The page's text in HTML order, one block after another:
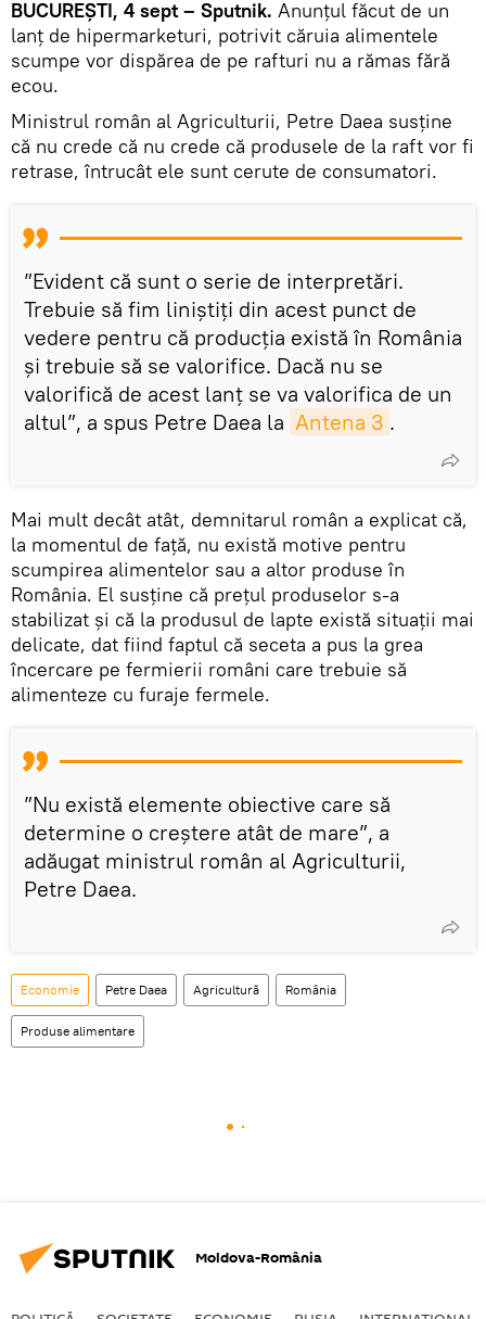
BUCUREȘTI, 4 sept – Sputnik. Anunțul făcut de un
lanț de hipermarketuri, potrivit căruia alimentele
scumpe vor dispărea de pe rafturi nu a rămas fără
ecou.
Ministrul român al Agriculturii, Petre Daea susține
că nu crede că nu crede că produsele de la raft vor fi
retrase, întrucât ele sunt cerute de consumatori.
”Evident că sunt o serie de interpretări.
Trebuie să fim liniștiți din acest punct de
vedere pentru că producția există în România
şi trebuie să se valorifice. Dacă nu se
valorifică de acest lanț se va valorifica de un
altul”, a spus Petre Daea la Antena 3 .
Mai mult decât atât, demnitarul român a explicat că,
la momentul de față, nu există motive pentru
scumpirea alimentelor sau a altor produse în
România. El susține că prețul produselor s-a
stabilizat și că la produsul de lapte există situații mai
delicate, dat fiind faptul că seceta a pus la grea
încercare pe fermierii români care trebuie să
alimenteze cu furaje fermele.
”Nu există elemente obiective care să
determine o creștere atât de mare”, a
adăugat ministrul român al Agriculturii,
Petre Daea.
Economie Petre Daea Agricultură România
Produse alimentare
Moldova-România